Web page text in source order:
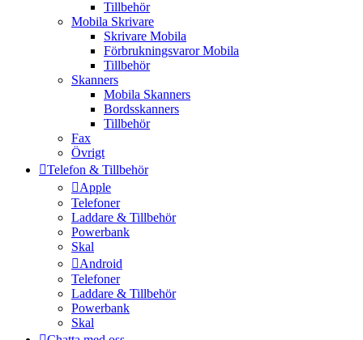
Tillbehör
Mobila Skrivare
Skrivare Mobila
Förbrukningsvaror Mobila
Tillbehör
Skanners
Mobila Skanners
Bordsskanners
Tillbehör
Fax
Övrigt
Telefon & Tillbehör
Apple
Telefoner
Laddare & Tillbehör
Powerbank
Skal
Android
Telefoner
Laddare & Tillbehör
Powerbank
Skal